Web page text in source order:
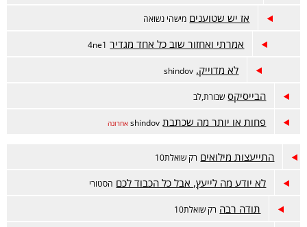
אז יש שטוענים מישהי נשואה
אמרתי ואחזור שוב כל אחד מגדיר 4ne1
לא מדוייק. shindov
הבייסיקס שבורת,לב
פחות או יותר מה שכתבת shindov אחרונה
התייעצות מילואים רק שואלת10
לא יודע מה לייעץ, אבל כל הכבוד לכם הסטורי
תודה רבה רק שואלת10